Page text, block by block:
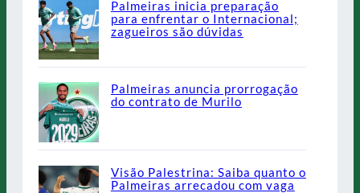
Palmeiras inicia preparação
para enfrentar o Internacional;
zagueiros são dúvidas
Palmeiras anuncia prorrogação
do contrato de Murilo
Visão Palestrina: Saiba quanto o
Palmeiras arrecadou com vaga